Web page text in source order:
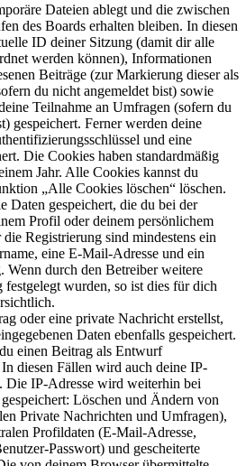
Dateien ablegt und die zwischen
des Boards erhalten bleiben. In diesen
ID deiner Sitzung (damit dir alle
werden können), Informationen
Beiträge (zur Markierung dieser als
du nicht angemeldet bist) sowie
Teilnahme an Umfragen (sofern du
gespeichert. Ferner werden deine
und eine
Die Cookies haben standardmäßig
Jahr. Alle Cookies kannst du
„Alle Cookies löschen“ löschen.
Daten gespeichert, die du bei der
Profil oder deinem persönlichem
Registrierung sind mindestens ein
eine E-Mail-Adresse und ein
Wenn durch den Betreiber weitere
festgelegt wurden, so ist dies für dich
oder eine private Nachricht erstellst,
Daten ebenfalls gespeichert.
einen Beitrag als Entwurf
diesen Fällen wird auch deine IP-
Die IP-Adresse wird weiterhin bei
Löschen und Ändern von
Private Nachrichten und Umfragen),
Profildaten (E-Mail-Adresse,
Passwort) und gescheiterte